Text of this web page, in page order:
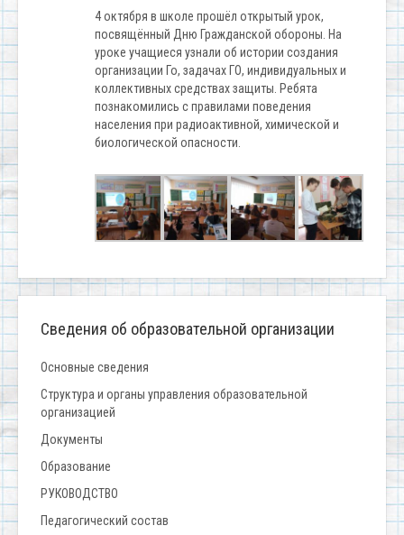
4 октября в школе прошёл открытый урок,
посвящённый Дню Гражданской обороны. На
уроке учащиеся узнали об истории создания
организации Го, задачах ГО, индивидуальных и
коллективных средствах защиты. Ребята
познакомились с правилами поведения
населения при радиоактивной, химической и
биологической опасности.
Сведения об образовательной организации
Основные сведения
Структура и органы управления образовательной
организацией
Документы
Образование
РУКОВОДСТВО
Педагогический состав